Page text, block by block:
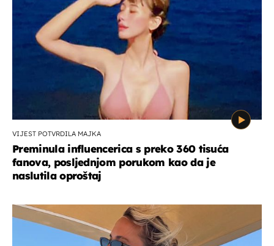
VIJEST POTVRDILA MAJKA
Preminula influencerica s preko 360 tisuća
fanova, posljednjom porukom kao da je
naslutila oproštaj